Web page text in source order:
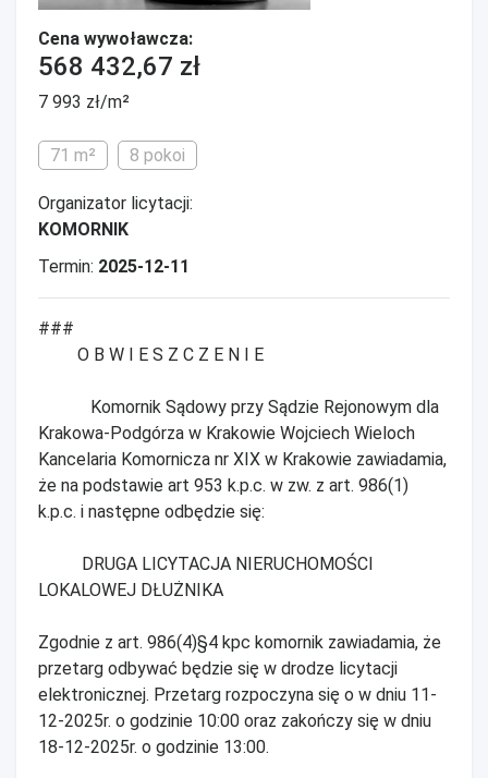
Cena wywoławcza:
568 432,67 zł
7 993 zł/m²
71 m² 8 pokoi
Organizator licytacji:
KOMORNIK
Termin: 2025-12-11
###
O B W I E S Z C Z E N I E
Komornik Sądowy przy Sądzie Rejonowym dla
Krakowa-Podgórza w Krakowie Wojciech Wieloch
Kancelaria Komornicza nr XIX w Krakowie zawiadamia,
że na podstawie art 953 k.p.c. w zw. z art. 986(1)
k.p.c. i następne odbędzie się:
DRUGA LICYTACJA NIERUCHOMOŚCI
LOKALOWEJ DŁUŻNIKA
Zgodnie z art. 986(4)§4 kpc komornik zawiadamia, że
przetarg odbywać będzie się w drodze licytacji
elektronicznej. Przetarg rozpoczyna się o w dniu 11-
12-2025r. o godzinie 10:00 oraz zakończy się w dniu
18-12-2025r. o godzinie 13:00.